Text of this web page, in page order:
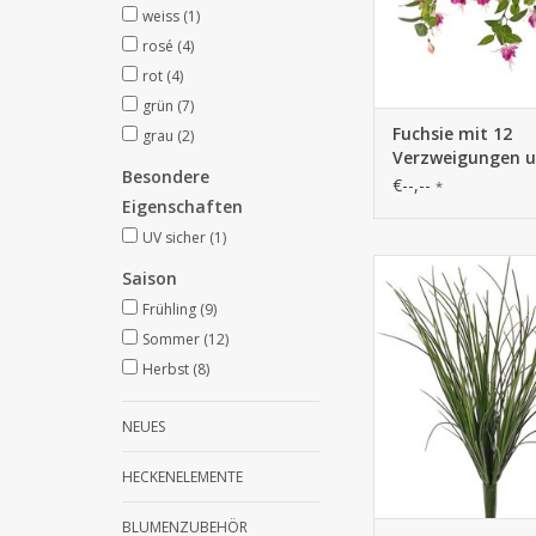
weiss (1)
rosé (4)
rot (4)
grün (7)
grau (2)
Besondere
Eigenschaften
UV sicher (1)
Saison
Frühling (9)
Sommer (12)
Herbst (8)
NEUES
HECKENELEMENTE
BLUMENZUBEHÖR
Fuchsie mit 12
Verzweigungen
Blüten (Ø 5 cm),
€--,-- *
150797GRUV -
Greens', 6 Bündel mit
UV sicher, Vollplastik,
38 cm